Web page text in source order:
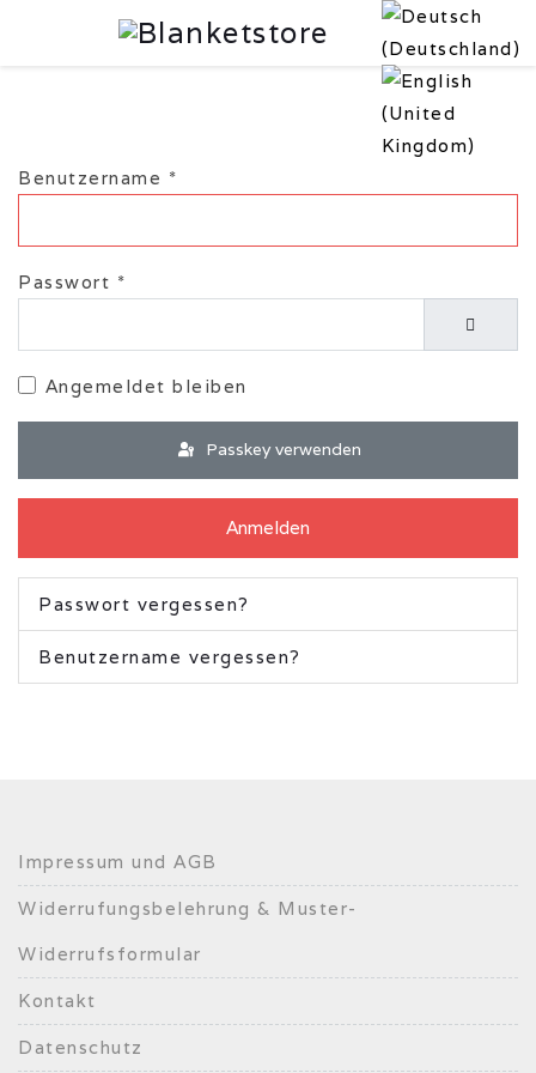
Benutzername *
Passwort *
Angemeldet bleiben
Passkey verwenden
Anmelden
Passwort vergessen?
Benutzername vergessen?
Impressum und AGB
Widerrufungsbelehrung & Muster-
Widerrufsformular
Kontakt
Datenschutz